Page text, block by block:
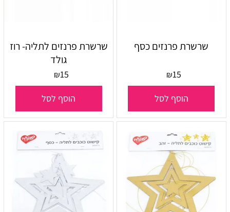
שרשרת פרנזים כסף
₪15
הוסף לסל
שרשרת פרנזים לתליה- רוז
גולד
₪15
הוסף לסל